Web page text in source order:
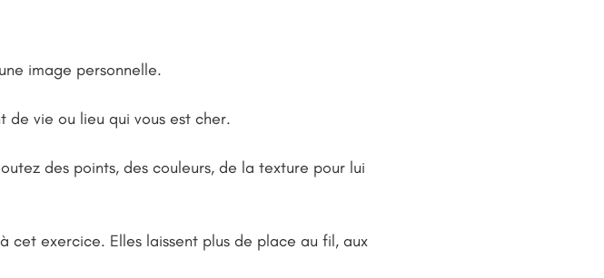
image personnelle.
de vie ou lieu qui vous est cher.
des points, des couleurs, de la texture pour lui
cet exercice. Elles laissent plus de place au fil, aux